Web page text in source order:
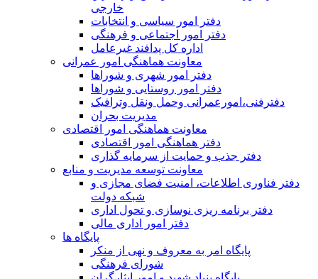
خارجی
دفتر امور سیاسی و انتخابات
دفتر امور اجتماعی و فرهنگی
اداره کل پدافند غیرعامل
معاونت هماهنگی امور عمرانی
دفتر امور شهری و شوراها
دفتر امور روستایی و شوراها
دفترفنی،امورعمرانی وحمل ونقل وترافيک
مدیریت بحران
معاونت هماهنگی امور اقتصادی
دفتر هماهنگی امور اقتصادی
دفتر جذب و حمایت از سرمایه گذاری
معاونت توسعه مدیریت و منابع
دفتر فناوری اطلاعات، امنیت فضای مجازی و
شبکه دولت
دفتر برنامه ریزی نوسازی و تحول اداری
دفتر امور اداری مالی
پایگاه ها
پایگاه امر به معروف و نهی از منکر
شورای فرهنگی